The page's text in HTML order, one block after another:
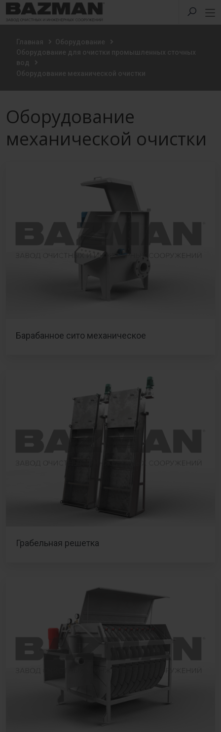
Главная
Оборудование
Оборудование для очистки промышленных сточных
вод
Оборудование механической очистки
Оборудование
механической очистки
Барабанное сито механическое
Грабельная решетка